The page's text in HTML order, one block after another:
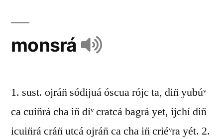
monsrá
1. sust. ojrán̈ sódijuá óscua rójc ta, din̈ yubúᵛ
ca cuin̈rá cha in̈ díᵛ cratcá bagrá yet, ijchí din̈
icuin̈rá crán̈ utcá ojrán̈ ca cha in̈ criéᵛra yét. 2.